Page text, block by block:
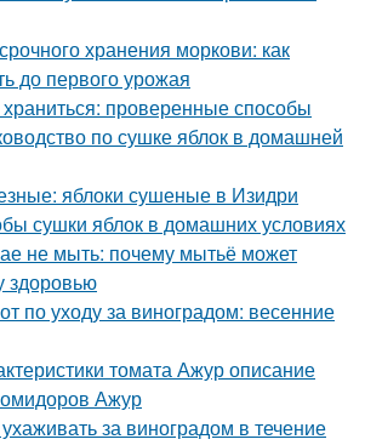
хранения моркови: как
до первого урожая
проверенные способы
по сушке яблок в домашней
яблоки сушеные в Изидри
сушки яблок в домашних условиях
не мыть: почему мытьё может
здоровью
по уходу за виноградом: весенние
томата Ажур описание
Ажур
за виноградом в течение